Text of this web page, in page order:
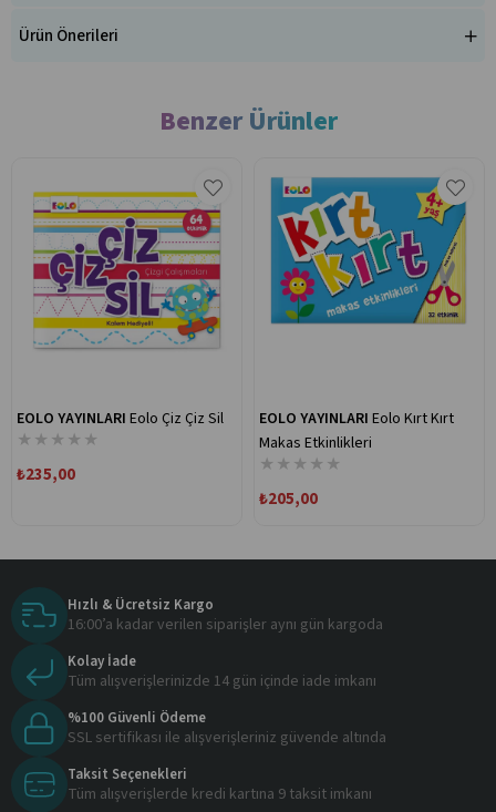
Ürün Önerileri
Benzer Ürünler
EOLO YAYINLARI Eolo Çiz Çiz Sil
★ ★ ★ ★ ★
₺235,00
EOLO YAYINLARI Eolo Kırt Kırt
Makas Etkinlikleri
★ ★ ★ ★ ★
₺205,00
Hızlı & Ücretsiz Kargo
16:00’a kadar verilen siparişler aynı gün kargoda
Kolay İade
Tüm alışverişlerinizde 14 gün içinde iade imkanı
%100 Güvenli Ödeme
SSL sertifikası ile alışverişleriniz güvende altında
Taksit Seçenekleri
Tüm alışverişlerde kredi kartına 9 taksit imkanı